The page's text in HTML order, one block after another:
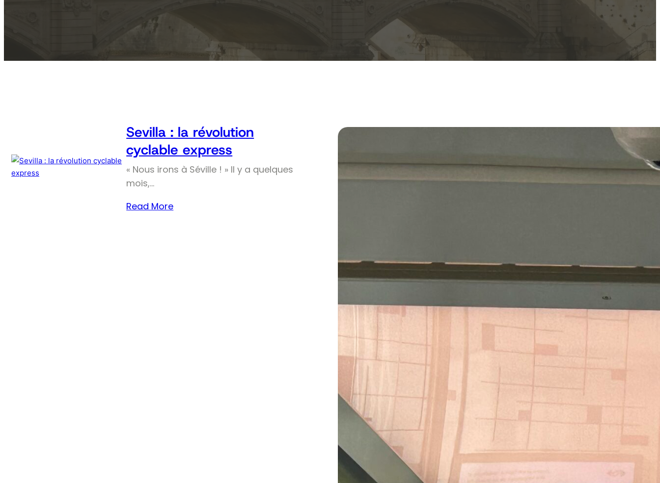
Sevilla : la révolution
cyclable express
« Nous irons à Séville ! » Il y a quelques
mois,…
Read More